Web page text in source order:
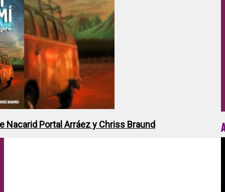
Nacarid Portal Arráez y Chriss Braund